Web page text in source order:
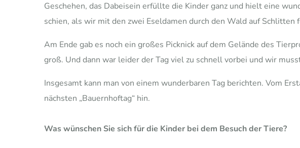
Geschehen, das Dabeisein erfüllte die Kinder ganz und hielt eine
schien, als wir mit den zwei Eseldamen durch den Wald auf
Am Ende gab es noch ein großes Picknick auf dem Gelände des
groß. Und dann war leider der Tag viel zu schnell vorbei und wir
Insgesamt kann man von einem wunderbaren Tag berichten. Vom
nächsten „Bauernhoftag“ hin.
Was wünschen Sie sich für die Kinder bei dem Besuch der Tiere?